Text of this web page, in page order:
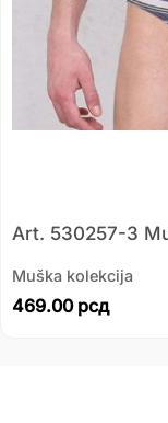
Art. 530257-3
Muška kolekcija
469.00 рсд